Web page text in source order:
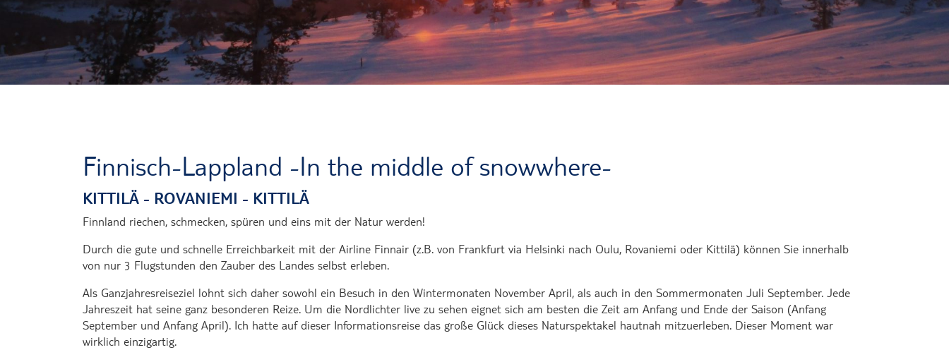
Übernachtung in der Wüste Marokkos
Mit Schweinen baden
Finnisch-Lappland -In the middle of snowwhere-
KITTILÄ - ROVANIEMI - KITTILÄ
Finnland riechen, schmecken, spüren und eins mit der Natur werden!
Durch die gute und schnelle Erreichbarkeit mit der Airline Finnair (z.B. von Frankfurt via Helsinki nach Oulu, Rovaniemi oder Kittilä) können Sie innerhalb
von nur 3 Flugstunden den Zauber des Landes selbst erleben.
Als Ganzjahresreiseziel lohnt sich daher sowohl ein Besuch in den Wintermonaten November April, als auch in den Sommermonaten Juli September. Jede
Jahreszeit hat seine ganz besonderen Reize. Um die Nordlichter live zu sehen eignet sich am besten die Zeit am Anfang und Ende der Saison (Anfang
September und Anfang April). Ich hatte auf dieser Informationsreise das große Glück dieses Naturspektakel hautnah mitzuerleben. Dieser Moment war
wirklich einzigartig.